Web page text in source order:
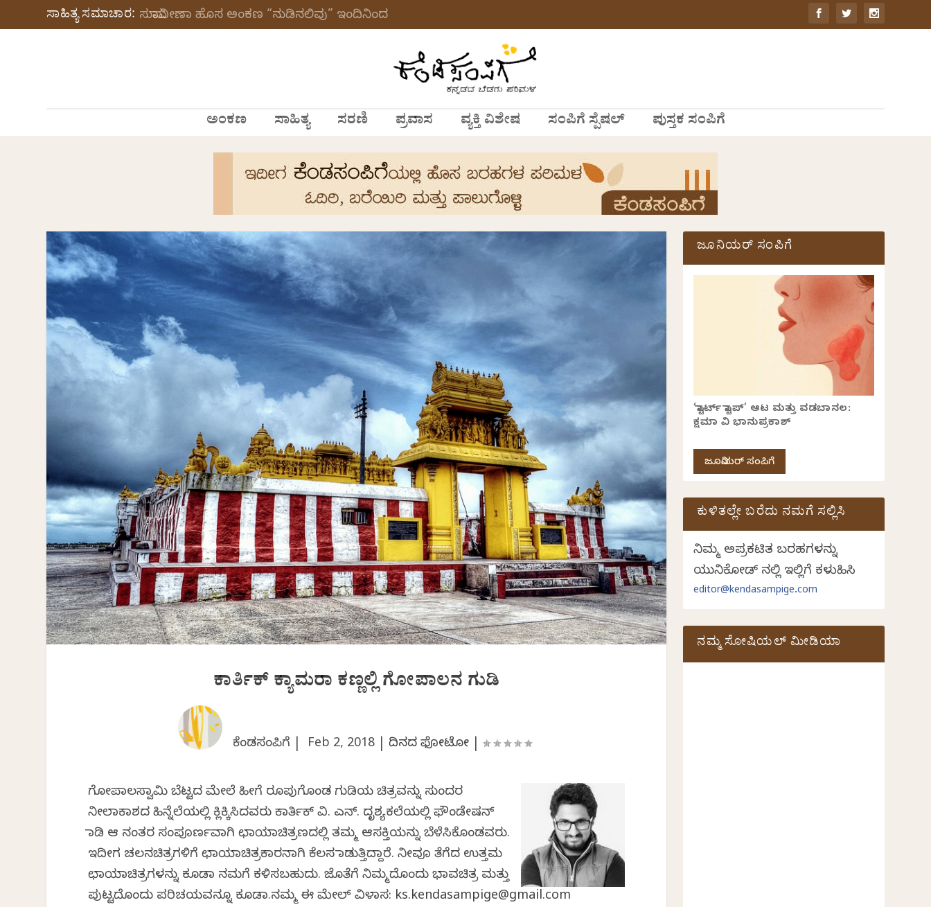
ಸಾಹಿತ್ಯ ಸಮಾಚಾರ: ಸುಮಾವೀಣಾ ಹೊಸ ಅಂಕಣ “ನುಡಿನಲಿವು” ಇಂದಿನಿಂದ
ಅಂಕಣ ಸಾಹಿತ್ಯ ಸರಣಿ ಪ್ರವಾಸ ವ್ಯಕ್ತಿ ವಿಶೇಷ ಸಂಪಿಗೆ ಸ್ಪೆಷಲ್ ಪುಸ್ತಕ ಸಂಪಿಗೆ
ಕಾರ್ತಿಕ್ ಕ್ಯಾಮರಾ ಕಣ್ಣಲ್ಲಿ ಗೋಪಾಲನ ಗುಡಿ
ಕೆಂಡಸಂಪಿಗೆ | Feb 2, 2018 |ದಿನದ ಫೋಟೋ |
ಗೋಪಾಲಸ್ವಾಮಿ ಬೆಟ್ಟದ ಮೇಲೆ ಹೀಗೆ ರೂಪುಗೊಂಡ ಗುಡಿಯ ಚಿತ್ರವನ್ನು ಸುಂದರ
ನೀಲಾಕಾಶದ ಹಿನ್ನೆಲೆಯಲ್ಲಿ ಕ್ಲಿಕ್ಕಿಸಿದವರು ಕಾರ್ತಿಕ್ ವಿ. ಎನ್. ದೃಶ್ಯಕಲೆಯಲ್ಲಿ ಫೌಂಡೇಷನ್
ಮಾಡಿ ಆ ನಂತರ ಸಂಪೂರ್ಣವಾಗಿ ಛಾಯಾಚಿತ್ರಣದಲ್ಲಿ ತಮ್ಮ ಆಸಕ್ತಿಯನ್ನು ಬೆಳೆಸಿಕೊಂಡವರು.
ಇದೀಗ ಚಲನಚಿತ್ರಗಳಿಗೆ ಛಾಯಾಚಿತ್ರಕಾರನಾಗಿ ಕೆಲಸ ಮಾಡುತ್ತಿದ್ದಾರೆ. ನೀವೂ ತೆಗೆದ ಉತ್ತಮ
ಛಾಯಾಚಿತ್ರಗಳನ್ನು ಕೂಡಾ ನಮಗೆ ಕಳಿಸಬಹುದು. ಜೊತೆಗೆ ನಿಮ್ಮದೊಂದು ಭಾವಚಿತ್ರ ಮತ್ತು
ಪುಟ್ಟದೊಂದು ಪರಿಚಯವನ್ನೂ ಕೂಡಾ.ನಮ್ಮ ಈ ಮೇಲ್ ವಿಳಾಸ: ks.kendasampige@gmail.com
ಜೂನಿಯರ್ ಸಂಪಿಗೆ
‘ಸ್ಟಾರ್ಟ್ ಸ್ಟಾಪ್’ ಆಟ ಮತ್ತು ವಡಬಾನಲ:
ಕ್ಷಮಾ ವಿ ಭಾನುಪ್ರಕಾಶ್
ಜೂನಿಯರ್ ಸಂಪಿಗೆ
ಕುಳಿತಲ್ಲೇ ಬರೆದು ನಮಗೆ ಸಲ್ಲಿಸಿ
ನಿಮ್ಮ ಅಪ್ರಕಟಿತ ಬರಹಗಳನ್ನು
ಯುನಿಕೋಡ್ ನಲ್ಲಿ ಇಲ್ಲಿಗೆ ಕಳುಹಿಸಿ
editor@kendasampige.com
ನಮ್ಮ ಸೋಷಿಯಲ್‌ ಮೀಡಿಯಾ